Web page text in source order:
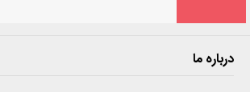
درباره ما